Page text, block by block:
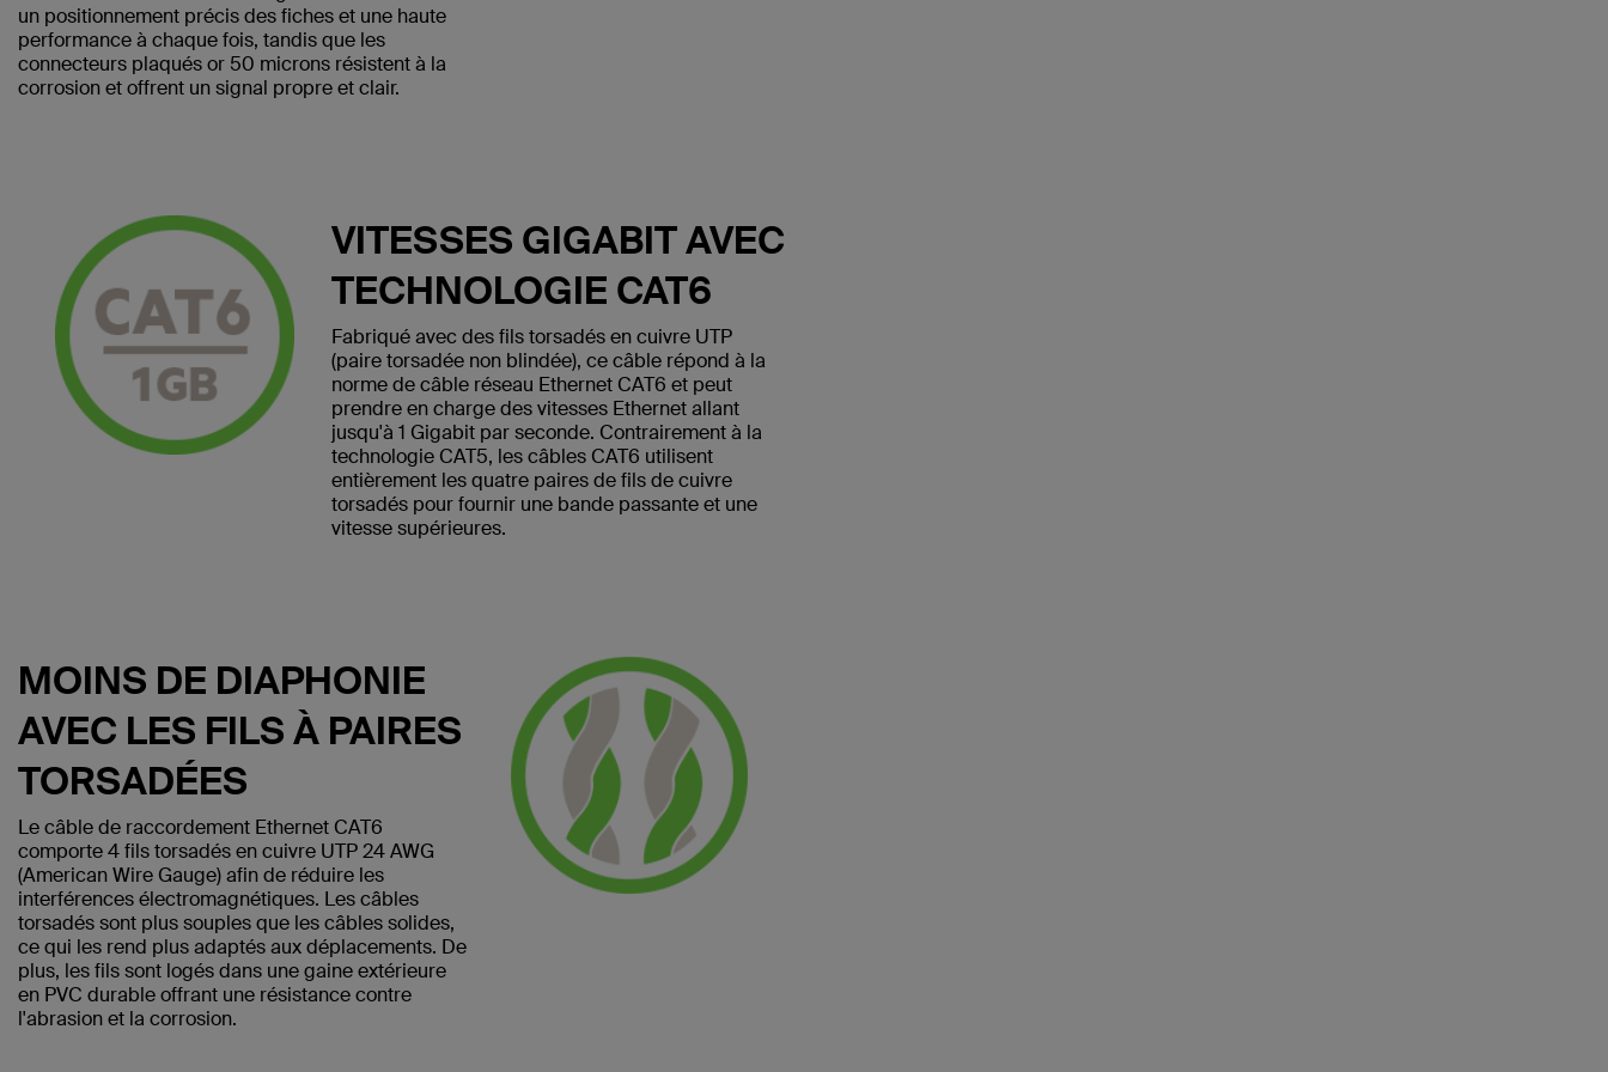
un positionnement précis des fiches et une haute
performance à chaque fois, tandis que les
connecteurs plaqués or 50 microns résistent à la
corrosion et offrent un signal propre et clair.
VITESSES GIGABIT AVEC
TECHNOLOGIE CAT6
Fabriqué avec des fils torsadés en cuivre UTP
(paire torsadée non blindée), ce câble répond à la
norme de câble réseau Ethernet CAT6 et peut
prendre en charge des vitesses Ethernet allant
jusqu'à 1 Gigabit par seconde. Contrairement à la
technologie CAT5, les câbles CAT6 utilisent
entièrement les quatre paires de fils de cuivre
torsadés pour fournir une bande passante et une
vitesse supérieures.
MOINS DE DIAPHONIE
AVEC LES FILS À PAIRES
TORSADÉES
Le câble de raccordement Ethernet CAT6
comporte 4 fils torsadés en cuivre UTP 24 AWG
(American Wire Gauge) afin de réduire les
interférences électromagnétiques. Les câbles
torsadés sont plus souples que les câbles solides,
ce qui les rend plus adaptés aux déplacements. De
plus, les fils sont logés dans une gaine extérieure
en PVC durable offrant une résistance contre
l'abrasion et la corrosion.